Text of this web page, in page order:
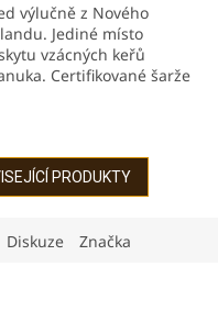
výlučně z Nového
Jediné místo
vzácných keřů
Certifikované šarže
PRODUKTY
Diskuze Značka